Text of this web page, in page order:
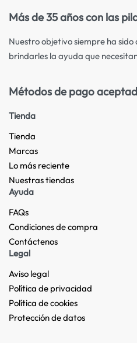
Más de 35 años con las
Nuestro objetivo siempre ha sido
brindarles la ayuda que
Métodos de pago
Tienda
Tienda
Marcas
Lo más reciente​
Nuestras tiendas​
Ayuda
FAQs
Condiciones de compra
Contáctenos
Legal
Aviso legal
Política de privacidad
Política de cookies
Protección de datos